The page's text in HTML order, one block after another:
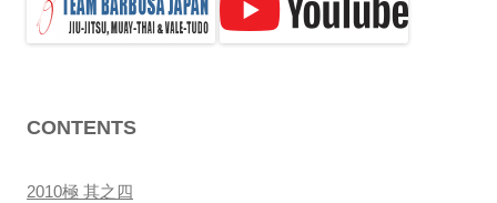
CONTENTS
2010極 其之四